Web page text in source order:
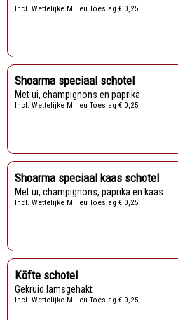
Incl. Wettelijke Milieu Toeslag € 0,25
Shoarma speciaal schotel
Met ui, champignons en paprika
Incl. Wettelijke Milieu Toeslag € 0,25
Shoarma speciaal kaas schotel
Met ui, champignons, paprika en kaas
Incl. Wettelijke Milieu Toeslag € 0,25
Köfte schotel
Gekruid lamsgehakt
Incl. Wettelijke Milieu Toeslag € 0,25